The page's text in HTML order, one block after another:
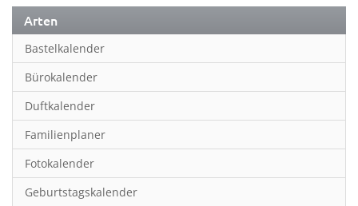
Erotik
Essen & Trinken
Familienplaner
Fantasy
Film
Fotokunst
Frauen
Arten
Bastelkalender
Bürokalender
Duftkalender
Familienplaner
Fotokalender
Geburtstagskalender